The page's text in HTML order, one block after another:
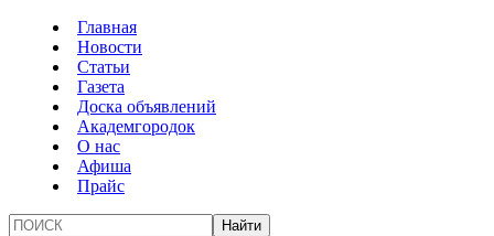
Главная
Новости
Статьи
Газета
Доска объявлений
Академгородок
О нас
Афиша
Прайс